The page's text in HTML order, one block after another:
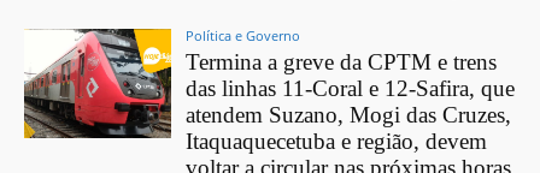
Política e Governo
Termina a greve da CPTM e trens
das linhas 11-Coral e 12-Safira, que
atendem Suzano, Mogi das Cruzes,
Itaquaquecetuba e região, devem
voltar a circular nas próximas horas